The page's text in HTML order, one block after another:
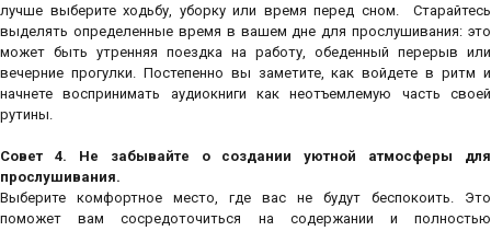
лучше выберите ходьбу, уборку или время перед сном. Старайтесь
выделять определенные время в вашем дне для прослушивания: это
может быть утренняя поездка на работу, обеденный перерыв или
вечерние прогулки. Постепенно вы заметите, как войдете в ритм и
начнете воспринимать аудиокниги как неотъемлемую часть своей
рутины.
Совет 4. Не забывайте о создании уютной атмосферы для
прослушивания.
Выберите комфортное место, где вас не будут беспокоить. Это
поможет вам сосредоточиться на содержании и полностью